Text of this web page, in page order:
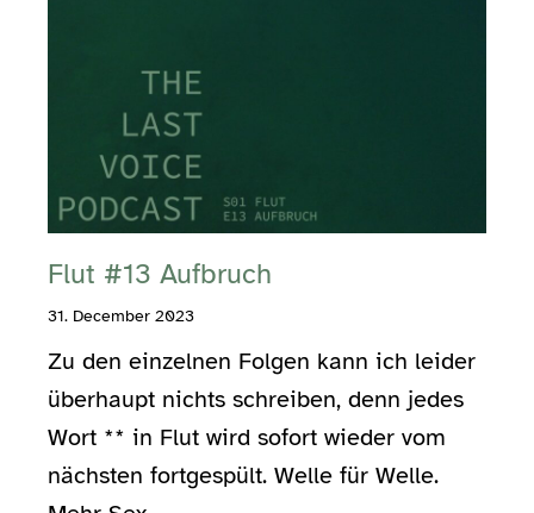
Flut #13 Aufbruch
31. December 2023
Zu den einzelnen Folgen kann ich leider
überhaupt nichts schreiben, denn jedes
Wort ** in Flut wird sofort wieder vom
nächsten fortgespült. Welle für Welle.